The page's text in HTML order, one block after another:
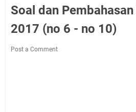
Soal dan
2017 (no 6 - no 10)
Post a Comment